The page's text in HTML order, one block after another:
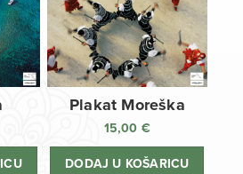
Plakat Moreška
15,00 €
DODAJ U KOŠARICU